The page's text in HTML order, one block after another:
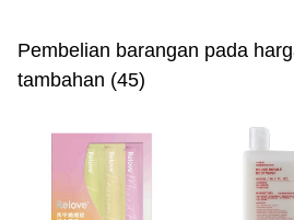
Kad Kredit (Bayaran Penuh)
Pengambilan di Kedai Serbaneka
Apple Pay
JKOPAY
Pembelian barangan pada
tambahan (45)